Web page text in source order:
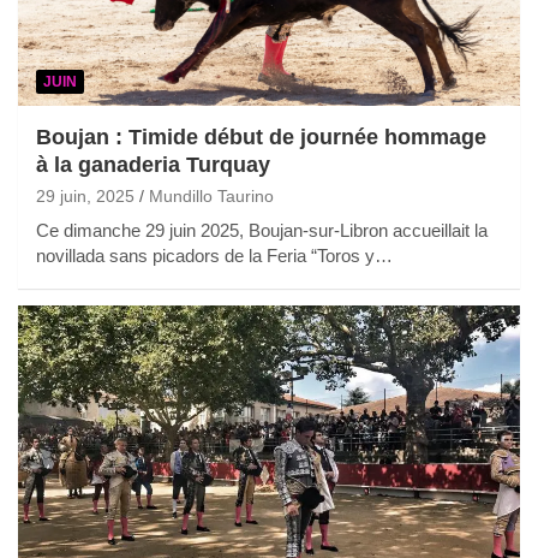
JUIN
Boujan : Timide début de journée hommage
à la ganaderia Turquay
29 juin, 2025 Mundillo Taurino
Ce dimanche 29 juin 2025, Boujan-sur-Libron accueillait la
novillada sans picadors de la Feria “Toros y…